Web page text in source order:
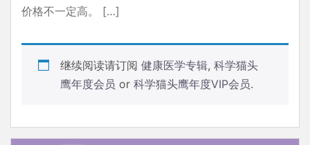
价格不一定高。 […]
继续阅读请订阅 健康医学专辑, 科学猫头
鹰年度会员 or 科学猫头鹰年度VIP会员.